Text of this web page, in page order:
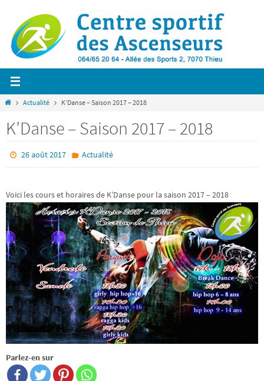
contenu
HomeActualité K’Danse – Saison 2017 – 2018
K’Danse – Saison 2017 – 2018
26 août 2017 Actualité
Voici les cours et horaires de K’Danse pour la saison 2017 – 2018
Parlez-en sur